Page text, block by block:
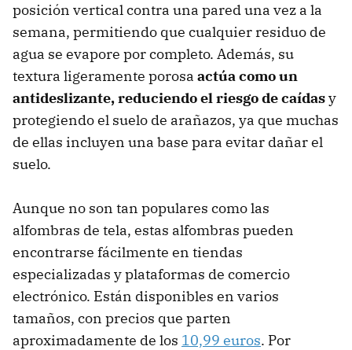
posición vertical contra una pared una vez a la
semana, permitiendo que cualquier residuo de
agua se evapore por completo. Además, su
textura ligeramente porosa actúa como un
antideslizante, reduciendo el riesgo de caídasy
protegiendo el suelo de arañazos, ya que muchas
de ellas incluyen una base para evitar dañar el
suelo.
Aunque no son tan populares como las
alfombras de tela, estas alfombras pueden
encontrarse fácilmente en tiendas
especializadas y plataformas de comercio
electrónico. Están disponibles en varios
tamaños, con precios que parten
aproximadamente de los 10,99 euros. Por